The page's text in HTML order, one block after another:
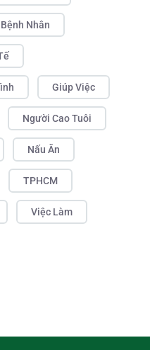
Nhân
Giúp Việc
Người Cao Tuôi
Nấu Ăn
TPHCM
Việc Làm